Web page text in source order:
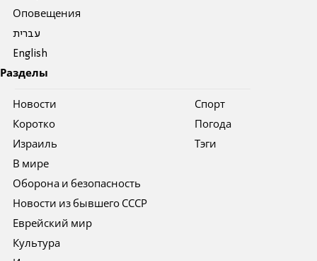
Оповещения
עברית
English
Разделы
Новости
Коротко
Израиль
В мире
Оборона и безопасность
Новости из бывшего СССР
Еврейский мир
Культура
Спорт
Погода
Тэги